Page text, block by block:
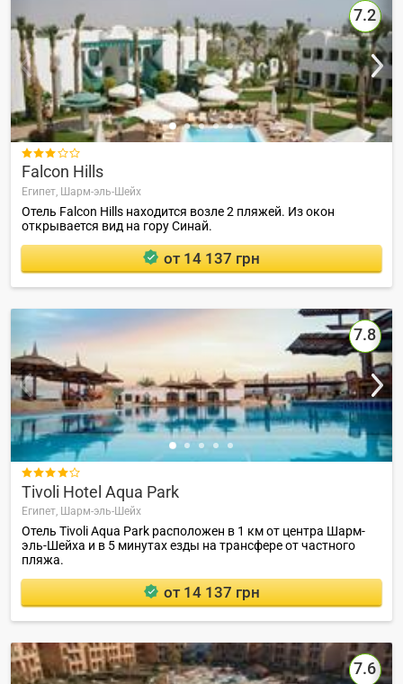
7.2

Falcon Hills
Египет, Шарм-эль-Шейх
Отель Falcon Hills находится возле 2 пляжей. Из окон
открывается вид на гору Синай.
от 14 137 грн
7.8

Tivoli Hotel Aqua Park
Египет, Шарм-эль-Шейх
Отель Tivoli Aqua Park расположен в 1 км от центра Шарм-
эль-Шейха и в 5 минутах езды на трансфере от частного
пляжа.
от 14 137 грн
7.6